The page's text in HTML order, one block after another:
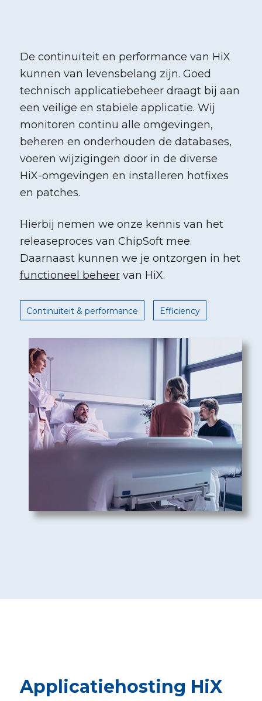
De continuïteit en performance van HiX
kunnen van levensbelang zijn. Goed
technisch applicatiebeheer draagt bij aan
een veilige en stabiele applicatie. Wij
monitoren continu alle omgevingen,
beheren en onderhouden de databases,
voeren wijzigingen door in de diverse
HiX-omgevingen en installeren hotfixes
en patches.
Hierbij nemen we onze kennis van het
releaseproces van ChipSoft mee.
Daarnaast kunnen we je ontzorgen in het
functioneel beheervan HiX.
Continuïteit & performance Efficiency
Applicatiehosting HiX